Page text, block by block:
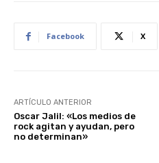
Facebook X
ARTÍCULO ANTERIOR
Oscar Jalil: «Los medios de
rock agitan y ayudan, pero
no determinan»